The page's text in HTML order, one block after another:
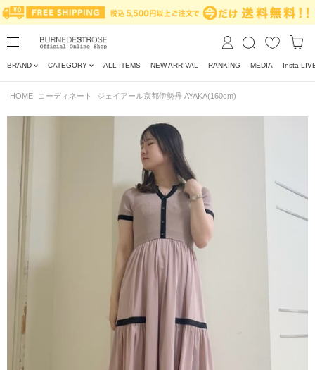
BRAND CATEGORY ALL ITEMS NEW ARRIVAL RANKING MEDIA Insta
HOME コーディネート ジェイアール京都伊勢丹 AYAKA(160cm)